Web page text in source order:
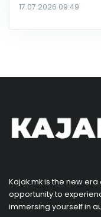
17.07.2026 09:49
Kajak.mk is the new
opportunity to
immersing yourself in